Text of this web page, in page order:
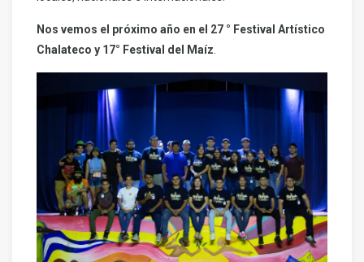
Nos vemos el próximo año en el 27 ° Festival Artístico
Chalateco y 17° Festival del Maíz